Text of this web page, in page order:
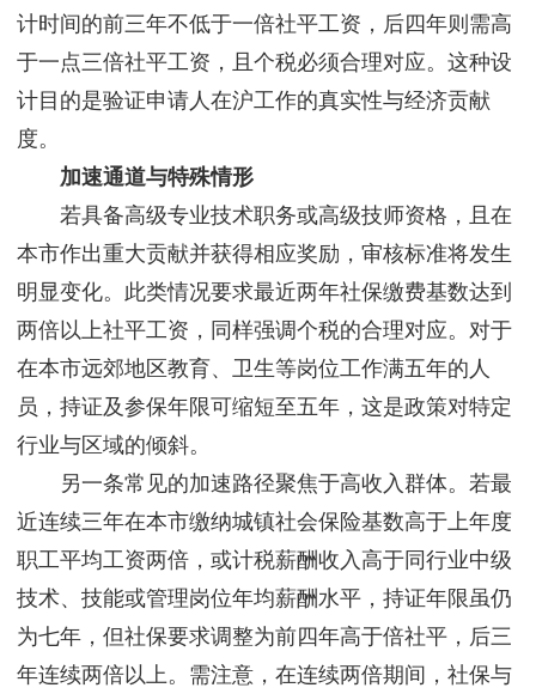
计时间的前三年不低于一倍社平工资，后四年则需高
于一点三倍社平工资，且个税必须合理对应。这种设
计目的是验证申请人在沪工作的真实性与经济贡献
度。
加速通道与特殊情形
若具备高级专业技术职务或高级技师资格，且在
本市作出重大贡献并获得相应奖励，审核标准将发生
明显变化。此类情况要求最近两年社保缴费基数达到
两倍以上社平工资，同样强调个税的合理对应。对于
在本市远郊地区教育、卫生等岗位工作满五年的人
员，持证及参保年限可缩短至五年，这是政策对特定
行业与区域的倾斜。
另一条常见的加速路径聚焦于高收入群体。若最
近连续三年在本市缴纳城镇社会保险基数高于上年度
职工平均工资两倍，或计税薪酬收入高于同行业中级
技术、技能或管理岗位年均薪酬水平，持证年限虽仍
为七年，但社保要求调整为前四年高于倍社平，后三
年连续两倍以上。需注意，在连续两倍期间，社保与